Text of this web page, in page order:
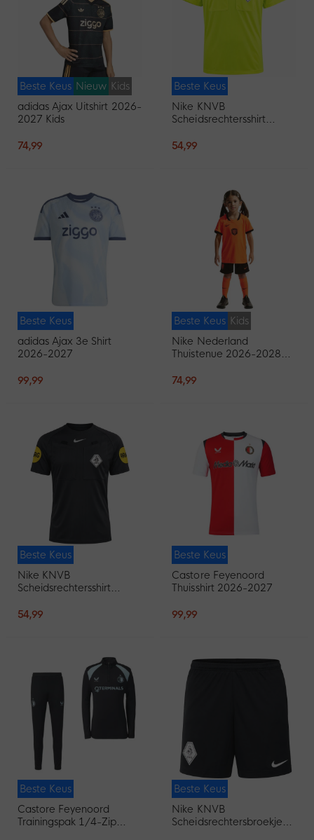
Beste Keus Nieuw Kids
adidas Ajax Uitshirt 2026-
2027 Kids
74,99
Beste Keus
Nike KNVB
Scheidsrechtersshirt
Zwart
54,99
Beste Keus
adidas Ajax 3e Shirt
2026-2027
99,99
Beste Keus Kids
Nike Nederland
Thuistenue 2026-2028
74,99
Beste Keus
Nike KNVB
Scheidsrechtersshirt
54,99
Beste Keus
Castore Feyenoord
Thuisshirt 2026-2027
99,99
Beste Keus
Castore Feyenoord
Trainingspak 1/4-Zip
Beste Keus
Nike KNVB
Scheidsrechtersbroekje